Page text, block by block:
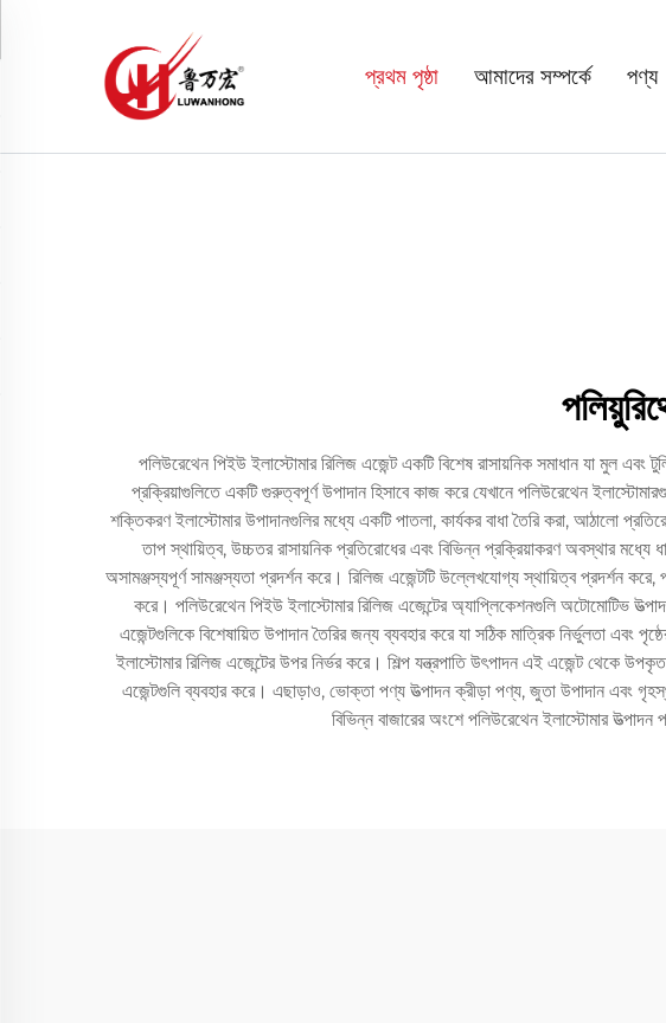
প্রথম পৃষ্ঠা আমাদের সম্পর্কে পণ্য
পলিউরেথেন পিইউ ইলাস্টোমার রিলিজ এজেন্ট একটি বিশেষ রাসায়নিক সমাধান যা মুল
প্রক্রিয়াগুলিতে একটি গুরুত্বপূর্ণ উপাদান হিসাবে কাজ করে যেখানে পলিউরেথেন
শক্তিকরণ ইলাস্টোমার উপাদানগুলির মধ্যে একটি পাতলা, কার্যকর বাধা তৈরি করা, আঠালো
তাপ স্থায়িত্ব, উচ্চতর রাসায়নিক প্রতিরোধের এবং বিভিন্ন প্রক্রিয়াকরণ অবস্থার মধ্যে
অসামঞ্জস্যপূর্ণ সামঞ্জস্যতা প্রদর্শন করে। রিলিজ এজেন্টটি উল্লেখযোগ্য স্থায়িত্ব প্রদর্শন
করে। পলিউরেথেন পিইউ ইলাস্টোমার রিলিজ এজেন্টের অ্যাপ্লিকেশনগুলি অটোমোটিভ
এজেন্টগুলিকে বিশেষায়িত উপাদান তৈরির জন্য ব্যবহার করে যা সঠিক মাত্রিক নির্ভুলতা এবং
ইলাস্টোমার রিলিজ এজেন্টের উপর নির্ভর করে। শিল্প যন্ত্রপাতি উৎপাদন এই এজেন্ট থেকে
এজেন্টগুলি ব্যবহার করে। এছাড়াও, ভোক্তা পণ্য উত্পাদন ক্রীড়া পণ্য, জুতা উপাদান এবং
বিভিন্ন বাজারের অংশে পলিউরেথেন ইলাস্টোমার